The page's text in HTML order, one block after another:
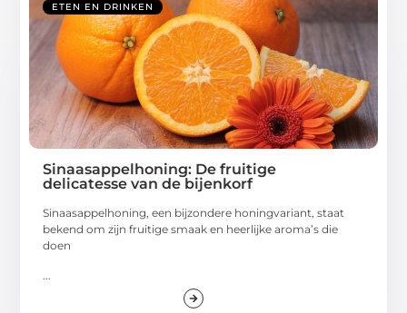
ETEN EN DRINKEN
Sinaasappelhoning: De fruitige
delicatesse van de bijenkorf
Sinaasappelhoning, een bijzondere honingvariant, staat
bekend om zijn fruitige smaak en heerlijke aroma’s die
doen